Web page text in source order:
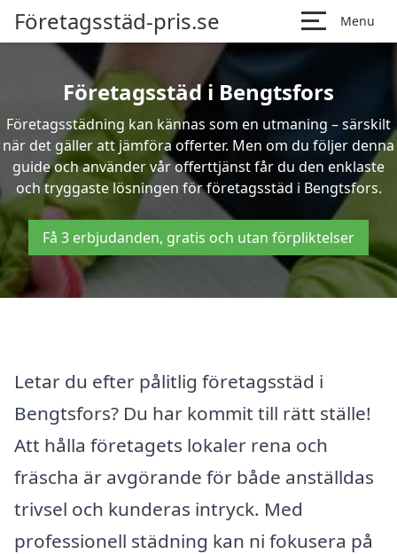
Företagsstäd-pris.se Menu
Företagsstäd i Bengtsfors
Företagsstädning kan kännas som en utmaning – särskilt
när det gäller att jämföra offerter. Men om du följer denna
guide och använder vår offerttjänst får du den enklaste
och tryggaste lösningen för företagsstäd i Bengtsfors.
Få 3 erbjudanden, gratis och utan förpliktelser
Letar du efter pålitlig företagsstäd i
Bengtsfors? Du har kommit till rätt ställe!
Att hålla företagets lokaler rena och
fräscha är avgörande för både anställdas
trivsel och kunderas intryck. Med
professionell städning kan ni fokusera på